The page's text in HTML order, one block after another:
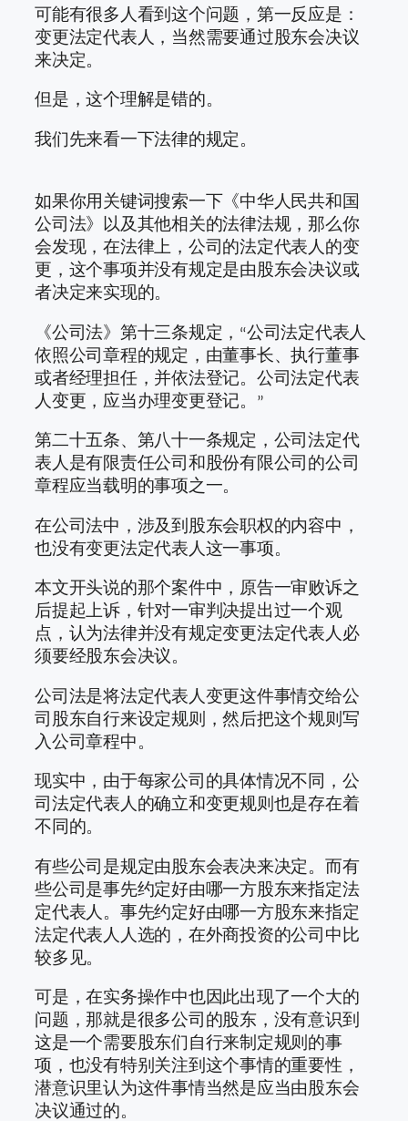
可能有很多人看到这个问题，第一反应是：
变更法定代表人，当然需要通过股东会决议
来决定。
但是，这个理解是错的。
我们先来看一下法律的规定。
如果你用关键词搜索一下《中华人民共和国
公司法》以及其他相关的法律法规，那么你
会发现，在法律上，公司的法定代表人的变
更，这个事项并没有规定是由股东会决议或
者决定来实现的。
《公司法》第十三条规定，“公司法定代表人
依照公司章程的规定，由董事长、执行董事
或者经理担任，并依法登记。公司法定代表
人变更，应当办理变更登记。”
第二十五条、第八十一条规定，公司法定代
表人是有限责任公司和股份有限公司的公司
章程应当载明的事项之一。
在公司法中，涉及到股东会职权的内容中，
也没有变更法定代表人这一事项。
本文开头说的那个案件中，原告一审败诉之
后提起上诉，针对一审判决提出过一个观
点，认为法律并没有规定变更法定代表人必
须要经股东会决议。
公司法是将法定代表人变更这件事情交给公
司股东自行来设定规则，然后把这个规则写
入公司章程中。
现实中，由于每家公司的具体情况不同，公
司法定代表人的确立和变更规则也是存在着
不同的。
有些公司是规定由股东会表决来决定。而有
些公司是事先约定好由哪一方股东来指定法
定代表人。事先约定好由哪一方股东来指定
法定代表人人选的，在外商投资的公司中比
较多见。
可是，在实务操作中也因此出现了一个大的
问题，那就是很多公司的股东，没有意识到
这是一个需要股东们自行来制定规则的事
项，也没有特别关注到这个事情的重要性，
潜意识里认为这件事情当然是应当由股东会
决议通过的。